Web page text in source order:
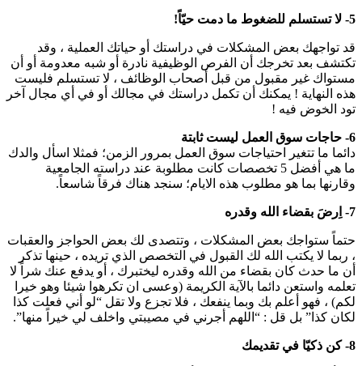
5- لا تستسلم للضغوط ما دمت حيّاً!
قد تواجهك بعض المشكلات في دراستك أو حياتك العملية ، وقد
تكتشف بعد تخرجك أن الفرص الوظيفية نادرة أو شبه معدومة أو أن
مستواك غير مقبول من قبل أصحاب الوظائف ، لا تستسلم فليست
هذه النهاية ! يمكنك أن تكمل دراستك في مجالك أو في أي مجال آخر
تود الخوض فيه !
6- حاجات سوق العمل ليست ثابتة
دائما ما تتغير احتياجات سوق العمل بمرور الزمن؛ فمثلا اسأل والدك
ما هي أفضل 5 تخصصات كانت مطلوبة عند دراسته الجامعية
وقارنها بما هو مطلوب هذه الايام؛ سنجد هناك فرقاً شاسعاً.
7- اِرضَ بقضاء الله وقدره
حتماً ستواجك بعض المشكلات ، وتتصدى لك بعض الحواجز والعقبات
، ربما لا يكتب الله لك القبول في التخصص الذي تريده ، حينها تذكر
أن ما حدث كان بقضاء من الله وقدره ليختبرك ، أو يدفع عنك شراً لا
تعلمه واستعن دائما بالآية الكريمة (وعسى ان تكرهوا شيئا وهو خيرا
لكم) ، فهو أعلم بك وبما ينفعك ، فلا تجزع ولا تقل “لو أني فعلت كذا
لكان كذا” بل قل : “اللهم أجرني في مصيبتي واخلف لي خيراً منها”.
8- كن ذكيّا في تقديمك